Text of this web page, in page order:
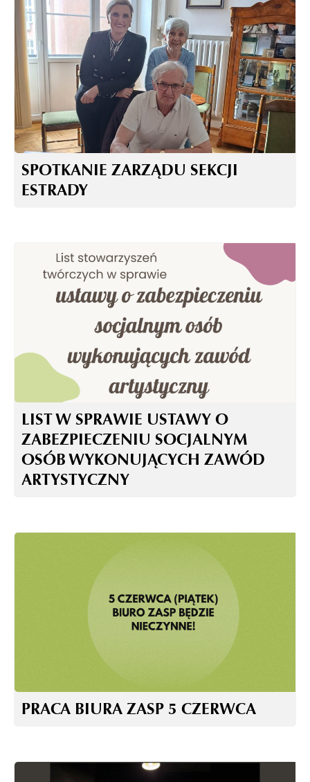
SPOTKANIE ZARZĄDU SEKCJI
ESTRADY
LIST W SPRAWIE USTAWY O
ZABEZPIECZENIU SOCJALNYM
OSÓB WYKONUJĄCYCH ZAWÓD
ARTYSTYCZNY
PRACA BIURA ZASP 5 CZERWCA